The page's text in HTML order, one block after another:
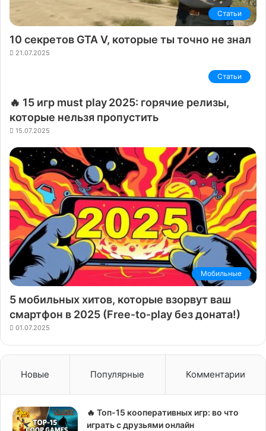
Статьи
10 секретов GTA V, которые ты точно не знал
21.07.2025
Статьи
🔥 15 игр must play 2025: горячие релизы,
которые нельзя пропустить
15.07.2025
Мобильные
5 мобильных хитов, которые взорвут ваш
смартфон в 2025 (Free‑to‑play без доната!)
01.07.2025
Новые Популярные Комментарии
🔥 Топ-15 кооперативных игр: во что
играть с друзьями онлайн